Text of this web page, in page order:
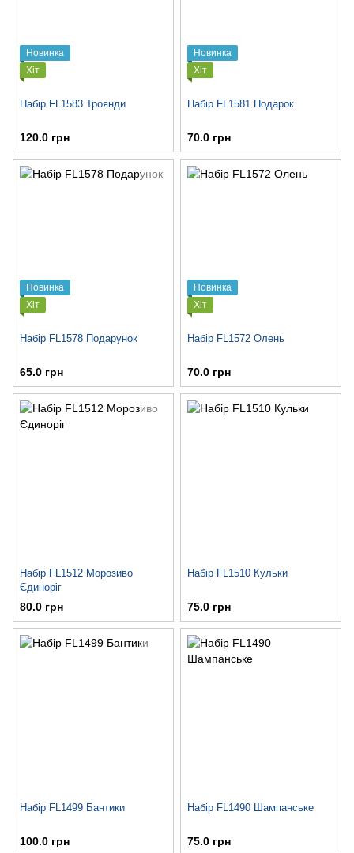
Новинка
Хіт
Набір FL1583 Троянди
120.0 грн
Новинка
Хіт
Набір FL1581 Подарок
70.0 грн
Новинка
Хіт
Набір FL1578 Подарунок
65.0 грн
Новинка
Хіт
Набір FL1572 Олень
70.0 грн
Набір FL1512 Морозиво
Єдиноріг
80.0 грн
Набір FL1510 Кульки
75.0 грн
Набір FL1499 Бантики
100.0 грн
Набір FL1490 Шампанське
75.0 грн